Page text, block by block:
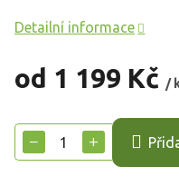
od 1 199 Kč /
cena:
+
−
Detailní informace